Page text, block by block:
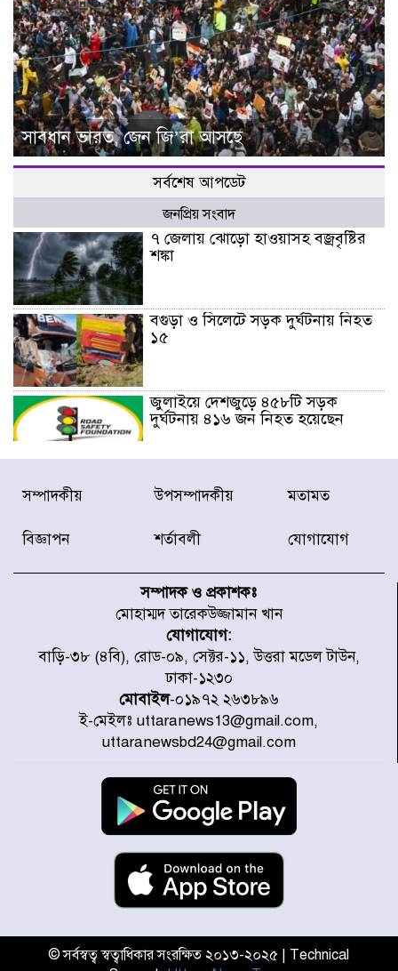
সাবধান ভারত, জেন জি’রা আসছে
সর্বশেষ আপডেট
জনপ্রিয় সংবাদ
৭ জেলায় ঝোড়ো হাওয়াসহ বজ্রবৃষ্টির
শঙ্কা
বগুড়া ও সিলেটে সড়ক দুর্ঘটনায় নিহত
১৫
জুলাইয়ে দেশজুড়ে ৪৫৮টি সড়ক
দুর্ঘটনায় ৪১৬ জন নিহত হয়েছেন
হারিয়ে যাওয়া শিশুকে পরিবারের কাছে
ফিরিয়ে প্রশংসায় ভাসছেন খিলক্ষেত
স্মৃতি জাদুঘর
রাজধানীর উত্তরা আঞ্চলিক পাসপোর্ট
অফিসের সামনে দালাল চক্রের ১৩ জন
সদস্যকে বিভিন্ন মেয়াদে সাজা প্রদান
করেছে র‌্যাব-১
হরমুজ প্রণালি নিয়ে ওমানের সঙ্গে চুক্তি
চূড়ান্ত পর্যায়ে : ইরান
প্রত্যেক অপরাধীর বিচার এ দেশেই
হবে, সে যত শক্তিশালীই হোক না কেন,
প্রতিমন্ত্রী মীর হেলাল
আগামী ৫ দিন বৃষ্টির আভাস
সম্পাদকীয় উপসম্পাদকীয় মতামত
বিজ্ঞাপন শর্তাবলী যোগাযোগ
সম্পাদক ও প্রকাশকঃ
মোহাম্মদ তারেকউজ্জামান খান
যোগাযোগ:
বাড়ি-৩৮ (৪বি), রোড-০৯, সেক্টর-১১, উত্তরা মডেল টাউন,
ঢাকা-১২৩০
মোবাইল-০১৯৭২ ২৬৩৮৯৬
ই-মেইলঃ uttaranews13@gmail.com,
uttaranewsbd24@gmail.com
© সর্বস্বত্ব স্বত্বাধিকার সংরক্ষিত ২০১৩-২০২৫ | Technical